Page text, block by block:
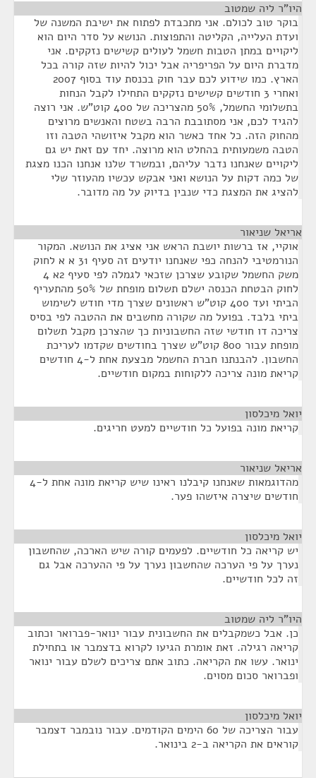
היו"ר ליה שמטוב
בוקר טוב לכולם. אני מתכבדת לפתוח את ישיבת המשנה של
ועדת העלייה, הקליטה והתפוצות. הנושא על סדר היום הוא
ליקויים במתן הטבות חשמל לעולים קשישים נזקקים. אני
מדברת היום על הפריפריה אבל יכול להיות שזה קורה בכל
הארץ. כמו שידוע לכם עבר חוק בכנסת עוד בסוף 2007
ואחרי 3 חודשים קשישים נזקקים התחילו לקבל הנחות
בתשלומי החשמל, 50% מהצריכה של 400 קוט”ש. אני רוצה
להגיד לכם, אני מסתובבת הרבה בשטח והאנשים מרוצים
מהחוק הזה. כל אחד כאשר הוא מקבל איזושהי הטבה וזו
הטבה משמעותית בהחלט הוא מרוצה. יחד עם זאת יש גם
ליקויים שאנחנו נדבר עליהם, ובמשרד שלנו אנחנו הכנו מצגת
של כמה דקות על הנושא ואני אבקש עכשיו מהעוזר שלי
להציג את המצגת כדי שנבין בדיוק על מה מדובר.
אריאל שניאור
אוקיי, אז ברשות יושבת הראש אני אציג את הנושא. המקור
הנורמטיבי להנחה כפי שאנחנו יודעים זה סעיף 31 א א לחוק
משק החשמל שקובע שצרכן שזכאי לגמלה לפי סעיף 2א 4
לחוק הבטחת הכנסה ישלם תשלום מופחת של 50% מהתעריף
הביתי ועד 400 קוט”ש ראשונים שצרך מדי חודש לשימוש
ביתי בלבד. בפועל מה שקורה מחשבים את ההטבה לפי בסיס
צריכה דו חודשי שזה החשבוניות כך שהצרכן מקבל תשלום
מופחת עבור 800 קוט”ש שצרך בחודשים שקדמו לעריכת
החשבון. להבנתנו חברת החשמל מבצעת אחת ל-4 חודשים
קריאת מונה צריכה ללקוחות במקום חודשיים.
יואל מיכלסון
קריאת מונה בפועל כל חודשיים למעט חריגים.
אריאל שניאור
מהדוגמאות שאנחנו קיבלנו ראינו שיש קריאת מונה אחת ל-4
חודשים שיצרה איזשהו פער.
יואל מיכלסון
יש קריאה כל חודשיים. לפעמים קורה שיש הארכה, שהחשבון
נערך על פי הערכה שהחשבון נערך על פי ההערכה אבל גם
זה לכל חודשיים.
היו"ר ליה שמטוב
כן. אבל כשמקבלים את החשבונית עבור ינואר-פברואר וכתוב
קריאה רגילה. זאת אומרת הגיעו לקרוא בדצמבר או בתחילת
ינואר. עשו את הקריאה. כתוב אתם צריכים לשלם עבור ינואר
ופברואר סכום מסוים.
יואל מיכלסון
עבור הצריכה של 60 הימים הקודמים. עבור נובמבר דצמבר
קוראים את הקריאה ב-2 בינואר.